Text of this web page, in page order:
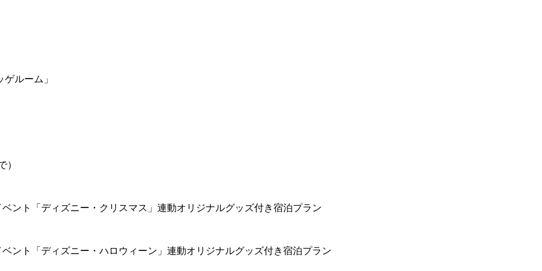
ルーム」
）
ント「ディズニー・クリスマス」連動オリジナルグッズ付き宿泊プラン
ント「ディズニー・ハロウィーン」連動オリジナルグッズ付き宿泊プラン